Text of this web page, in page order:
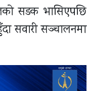
सडक भासिएपछि
सवारी सञ्चालनमा